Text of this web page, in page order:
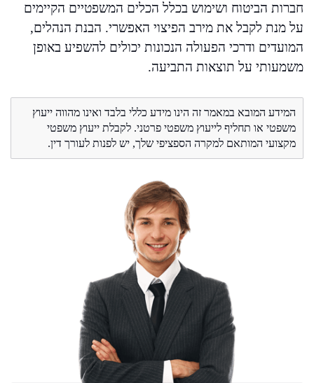
חברות הביטוח ושימוש בכלל הכלים המשפטיים הקיימים
על מנת לקבל את מירב הפיצוי האפשרי. הבנת הנהלים,
המועדים ודרכי הפעולה הנכונות יכולים להשפיע באופן
משמעותי על תוצאות התביעה.
המידע המובא במאמר זה הינו מידע כללי בלבד ואינו מהווה ייעוץ
משפטי או תחליף לייעוץ משפטי פרטני. לקבלת ייעוץ משפטי
מקצועי המותאם למקרה הספציפי שלך, יש לפנות לעורך דין.